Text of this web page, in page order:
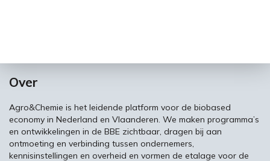
Over
Agro&Chemie is het leidende platform voor de biobased
economy in Nederland en Vlaanderen. We maken programma’s
en ontwikkelingen in de BBE zichtbaar, dragen bij aan
ontmoeting en verbinding tussen ondernemers,
kennisinstellingen en overheid en vormen de etalage voor de